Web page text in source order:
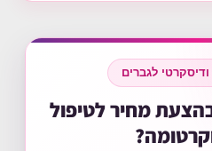
לגברים
מחיר לטיפול